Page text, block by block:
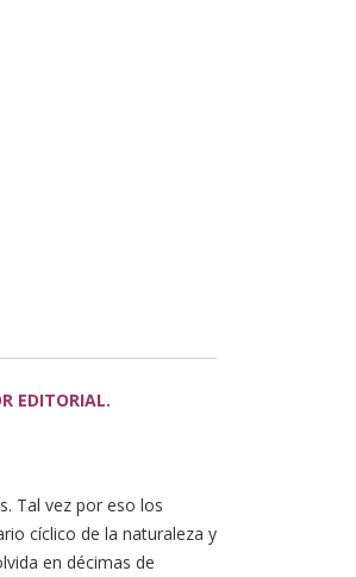
EDITORIAL.
Tal vez por eso los
cíclico de la naturaleza y
en décimas de